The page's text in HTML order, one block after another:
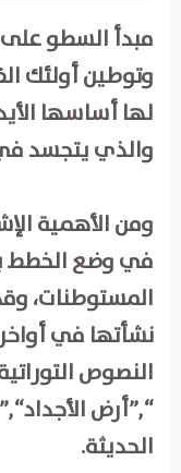
مبدأ السطو على
وتوطين أولئك
لها أساسها
والذي يتجسد
ومن الأهمية
في وضع الخطط
المستوطنات،
نشأتها في
النصوص
“,”أرض
الحديثة.